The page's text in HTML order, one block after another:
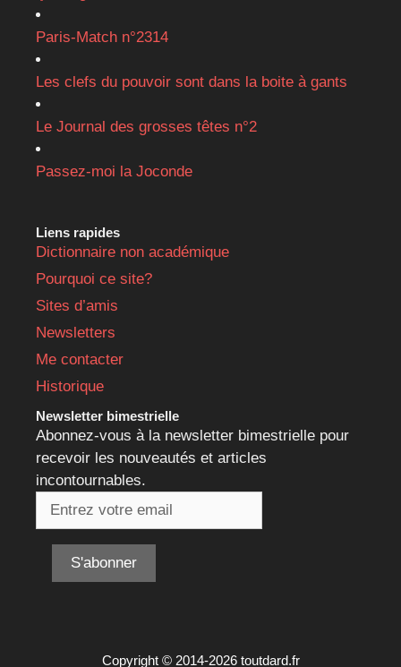
Paris-Match n°2314
Les clefs du pouvoir sont dans la boite à gants
Le Journal des grosses têtes n°2
Passez-moi la Joconde
Liens rapides
Dictionnaire non académique
Pourquoi ce site?
Sites d’amis
Newsletters
Me contacter
Historique
Newsletter bimestrielle
Abonnez-vous à la newsletter bimestrielle pour
recevoir les nouveautés et articles
incontournables.
Copyright © 2014-2026 toutdard.fr